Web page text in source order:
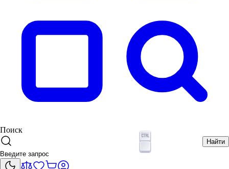
Поиск
Найти